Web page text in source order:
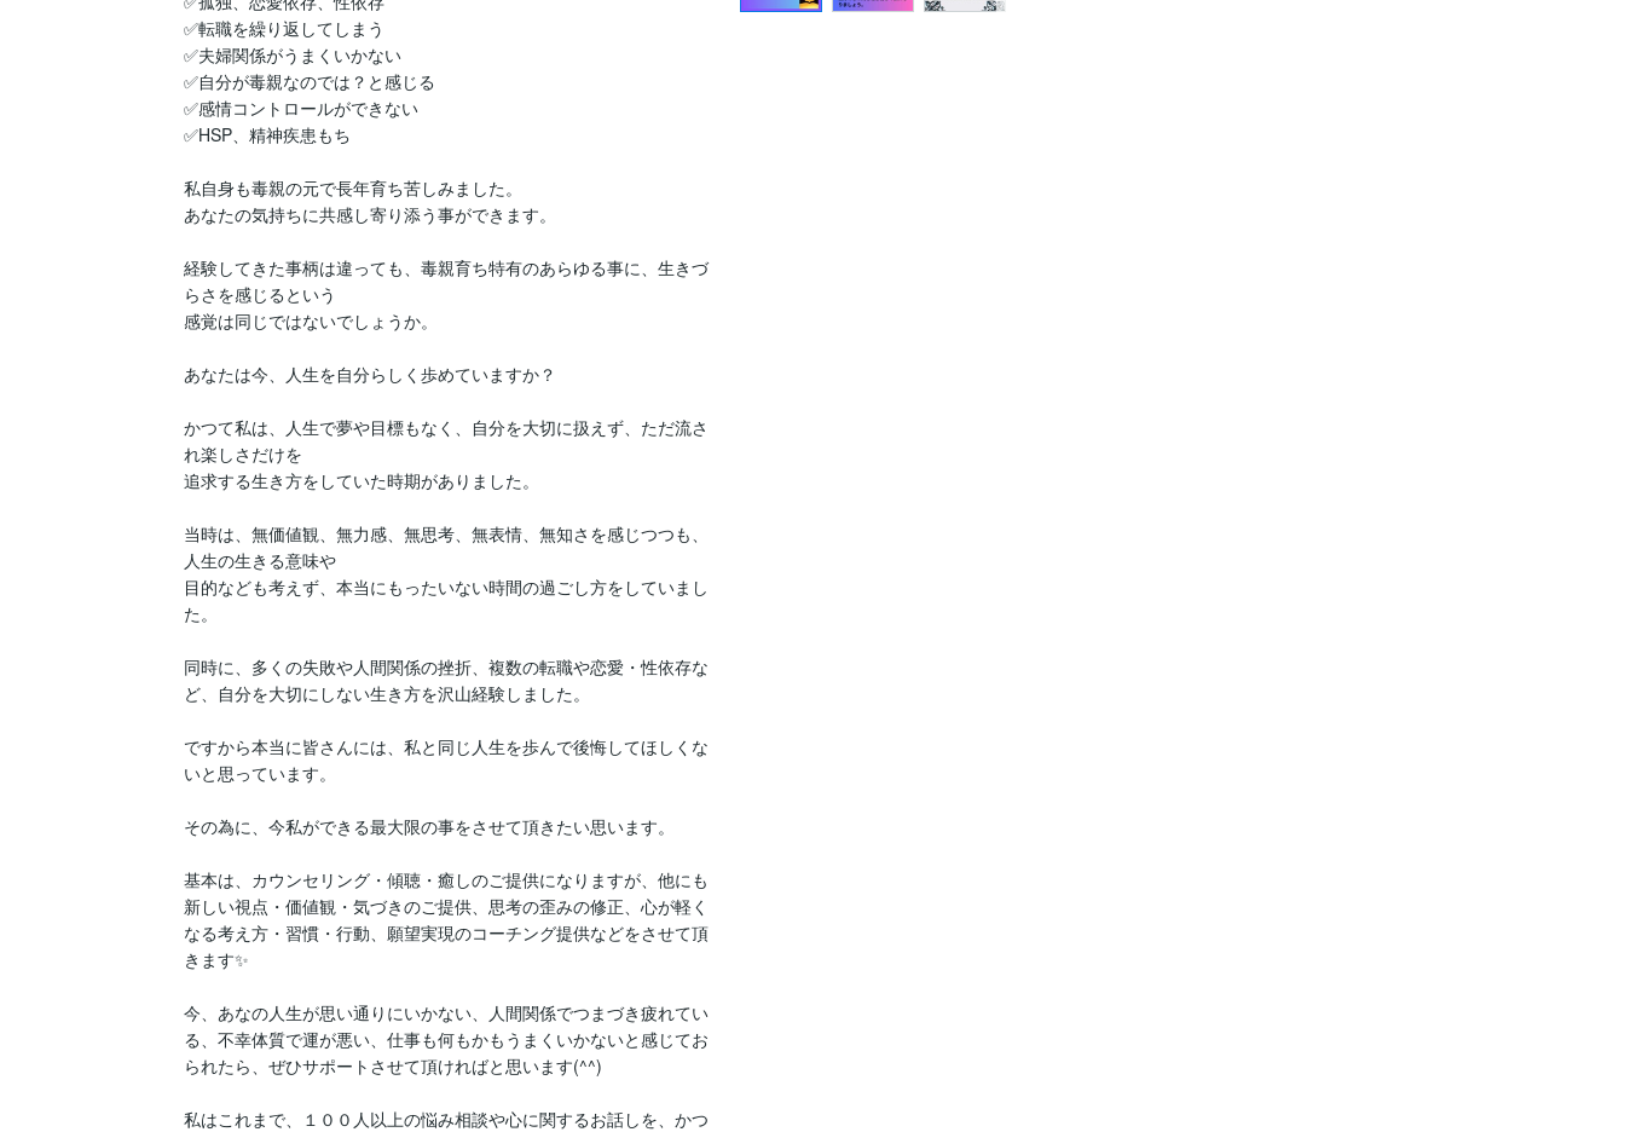
✅転職を繰り返してしまう
✅夫婦関係がうまくいかない
✅自分が毒親なのでは？と感じる
✅感情コントロールができない
✅HSP、精神疾患もち
私自身も毒親の元で長年育ち苦しみました。
あなたの気持ちに共感し寄り添う事ができます。
経験してきた事柄は違っても、毒親育ち特有のあらゆる事に、生きづ
らさを感じるという
感覚は同じではないでしょうか。
あなたは今、人生を自分らしく歩めていますか？
かつて私は、人生で夢や目標もなく、自分を大切に扱えず、ただ流さ
れ楽しさだけを
追求する生き方をしていた時期がありました。
当時は、無価値観、無力感、無思考、無表情、無知さを感じつつも、
人生の生きる意味や
目的なども考えず、本当にもったいない時間の過ごし方をしていまし
た。
同時に、多くの失敗や人間関係の挫折、複数の転職や恋愛・性依存な
ど、自分を大切にしない生き方を沢山経験しました。
ですから本当に皆さんには、私と同じ人生を歩んで後悔してほしくな
いと思っています。
その為に、今私ができる最大限の事をさせて頂きたい思います。
基本は、カウンセリング・傾聴・癒しのご提供になりますが、他にも
新しい視点・価値観・気づきのご提供、思考の歪みの修正、心が軽く
なる考え方・習慣・行動、願望実現のコーチング提供などをさせて頂
きます✨
今、あなの人生が思い通りにいかない、人間関係でつまづき疲れてい
る、不幸体質で運が悪い、仕事も何もかもうまくいかないと感じてお
られたら、ぜひサポートさせて頂ければと思います(^^)
私はこれまで、１００人以上の悩み相談や心に関するお話しを、かつ